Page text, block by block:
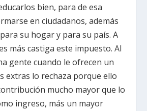
bien, para de esa
en ciudadanos, además
su hogar y para su país. A
más castiga este impuesto. Al
gente cuando le ofrecen un
extras lo rechaza porque ello
mucho mayor que lo
ingreso, más un mayor